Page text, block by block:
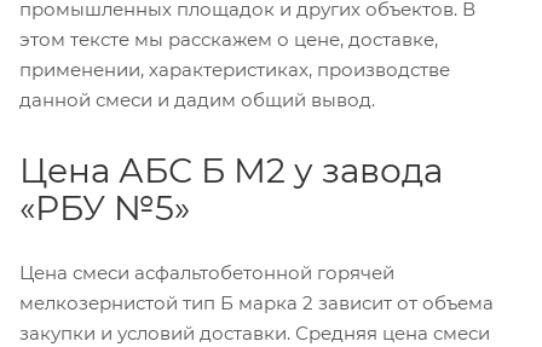
промышленных площадок и других объектов. В
этом тексте мы расскажем о цене, доставке,
применении, характеристиках, производстве
данной смеси и дадим общий вывод.
Цена АБС Б М2 у завода
«РБУ №5»
Цена смеси асфальтобетонной горячей
мелкозернистой тип Б марка 2 зависит от объема
закупки и условий доставки. Средняя цена смеси